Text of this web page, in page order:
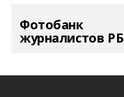
Фотобанк
журналистов РБ